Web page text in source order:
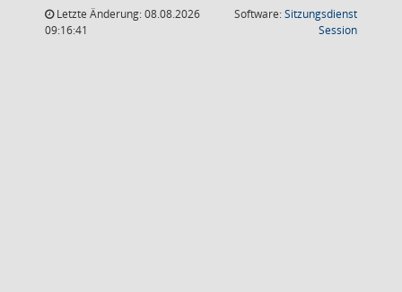
Letzte Änderung: 08.08.2026
09:16:41
Software:Sitzungsdienst
Session(Wird in